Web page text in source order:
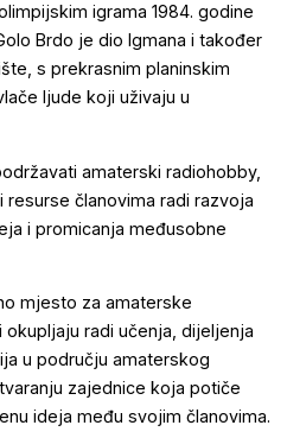
igrama 1984. godine
Brdo je dio Igmana i također
s prekrasnim planinskim
ljude koji uživaju u
amaterski radiohobby,
članovima radi razvoja
i promicanja međusobne
mjesto za amaterske
radi učenja, dijeljenja
u području amaterskog
zajednice koja potiče
ideja među svojim članovima.